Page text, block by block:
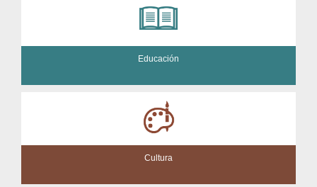
Educación
Cultura